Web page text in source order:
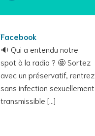
Facebook
🔉 Qui a entendu notre
spot à la radio ? 🤩 Sortez
avec un préservatif, rentrez
sans infection sexuellement
transmissible […]